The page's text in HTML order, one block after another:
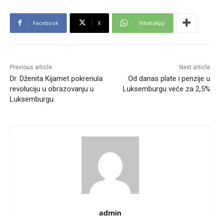
Facebook X WhatsApp
Previous article
Dr. Dženita Kijamet pokrenula
revoluciju u obrazovanju u
Luksemburgu
Next article
Od danas plate i penzije u
Luksemburgu veće za 2,5%
admin